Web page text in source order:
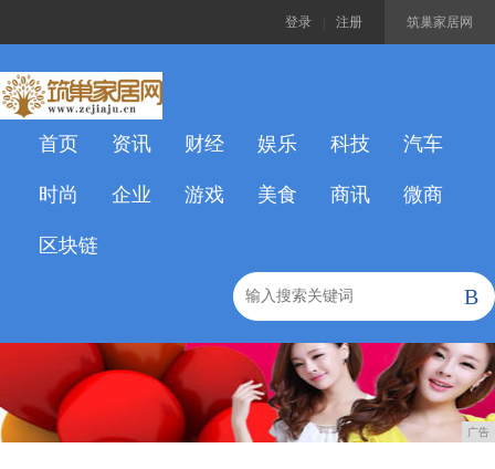
筑巢家居网
登录 注册
首页 资讯 财经 娱乐 科技 汽车
时尚 企业 游戏 美食 商讯 微商
区块链
B
广告